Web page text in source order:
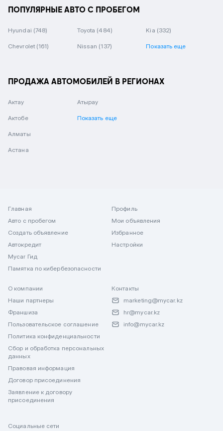
ПОПУЛЯРНЫЕ АВТО С ПРОБЕГОМ
Hyundai (748) Toyota (484) Kia (332)
Chevrolet (161) Nissan (137) Показать еще
ПРОДАЖА АВТОМОБИЛЕЙ В РЕГИОНАХ
Актау
Актобе
Алматы
Астана
Атырау
Показать еще
Главная
Авто с пробегом
Создать объявление
Автокредит
Mycar Гид
Памятка по кибербезопасности
Профиль
Мои объявления
Избранное
Настройки
О компании
Наши партнеры
Франшиза
Пользовательское соглашение
Политика конфиденциальности
Сбор и обработка персональных
данных
Правовая информация
Договор присоединения
Заявление к договору
присоединения
Контакты
marketing@mycar.kz
hr@mycar.kz
info@mycar.kz
Социальные сети